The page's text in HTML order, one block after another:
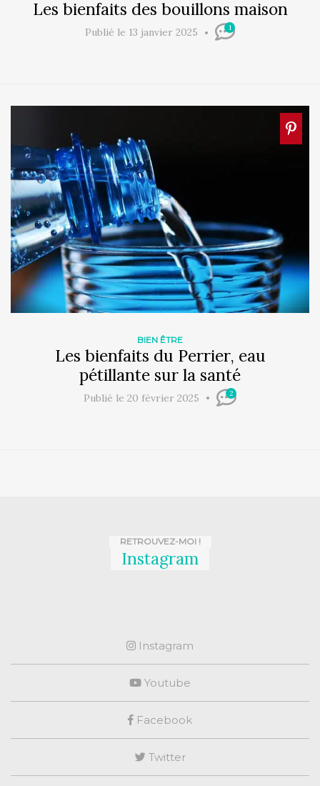
Les bienfaits des bouillons maison
Publié le 13 janvier 2025 1
BIEN ÊTRE
Les bienfaits du Perrier, eau
pétillante sur la santé
Publié le 20 février 2025 2
RETROUVEZ-MOI !
Instagram
Instagram
Youtube
Facebook
Twitter